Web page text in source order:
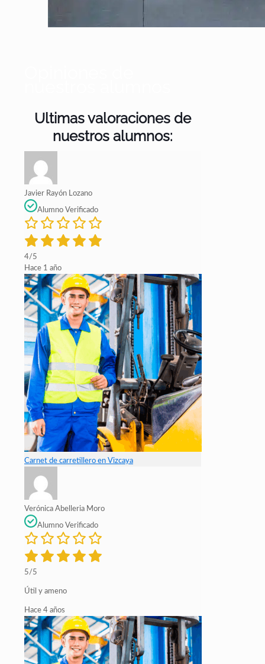
Ultimas valoraciones de
nuestros alumnos:
Javier Rayón Lozano
Alumno Verificado
4/5
Hace 1 año
Carnet de carretillero en Vizcaya
Verónica Abelleria Moro
Alumno Verificado
5/5
Útil y ameno
Hace 4 años